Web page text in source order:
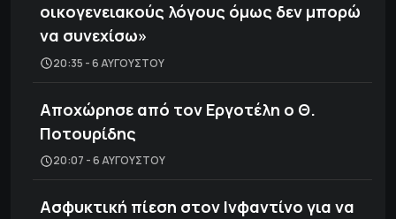
οικογενειακούς λόγους όμως δεν μπορώ
να συνεχίσω»
20:35 - 6 ΑΥΓΟΎΣΤΟΥ
Αποχώρησε από τον Εργοτέλη ο Θ.
Ποτουρίδης
20:07 - 6 ΑΥΓΟΎΣΤΟΥ
Ασφυκτική πίεση στον Ινφαντίνο για να